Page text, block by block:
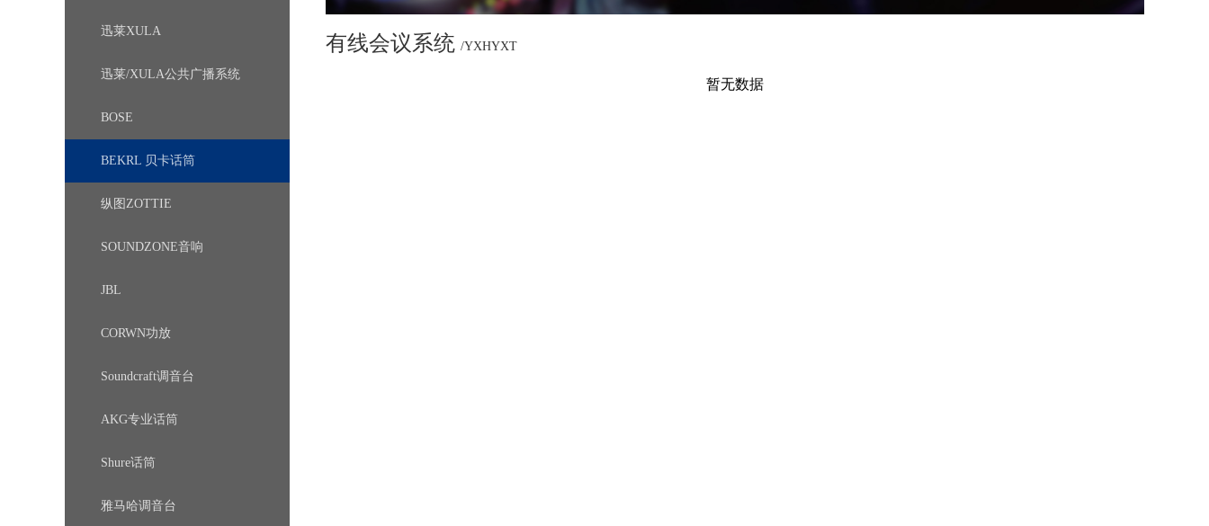
迅莱XULA
迅莱/XULA公共广播系统
BOSE
BEKRL 贝卡话筒
纵图ZOTTIE
SOUNDZONE音响
JBL
CORWN功放
Soundcraft调音台
AKG专业话筒
Shure话筒
雅马哈调音台
有线会议系统 /YXHYXT
暂无数据